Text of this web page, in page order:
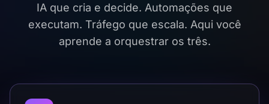
IA que cria e decide. Automações que
executam. Tráfego que escala. Aqui você
aprende a orquestrar os três.